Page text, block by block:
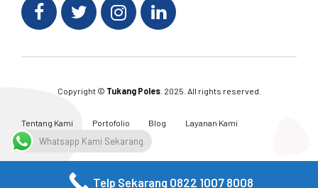
Copyright © Tukang Poles. 2025. All rights reserved.
Tentang Kami Portofolio Blog
Layanan Kami
Kontak Kami
Facebook Twitter Instagram Email
Whatsapp Kami Sekarang
Telp Sekarang 0822 1007 8008